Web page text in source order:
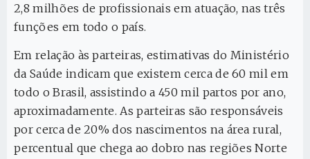
2,8 milhões de profissionais em atuação, nas três
funções em todo o país.
Em relação às parteiras, estimativas do Ministério
da Saúde indicam que existem cerca de 60 mil em
todo o Brasil, assistindo a 450 mil partos por ano,
aproximadamente. As parteiras são responsáveis
por cerca de 20% dos nascimentos na área rural,
percentual que chega ao dobro nas regiões Norte